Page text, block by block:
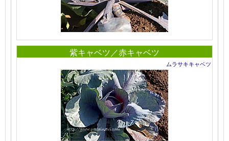
紫キャベツ／赤キャベツ
ムラサキキャベツ